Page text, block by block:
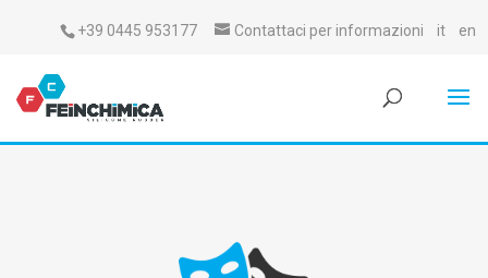
+39 0445 953177 Contattaci per informazioni it en